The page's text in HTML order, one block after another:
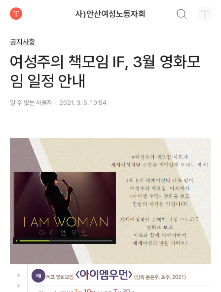
사)안산여성노동자회
공지사항
여성주의 책모임 IF, 3월 영화모
임 일정 안내
알 수 없는 사용자 2021. 3. 5. 10:54